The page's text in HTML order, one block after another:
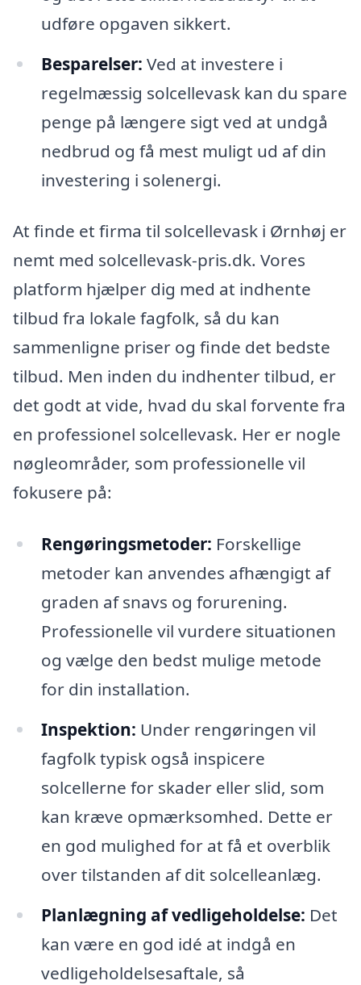
udføre opgaven sikkert.
Besparelser: Ved at investere i
regelmæssig solcellevask kan du spare
penge på længere sigt ved at undgå
nedbrud og få mest muligt ud af din
investering i solenergi.
At finde et firma til solcellevask i Ørnhøj er
nemt med solcellevask-pris.dk. Vores
platform hjælper dig med at indhente
tilbud fra lokale fagfolk, så du kan
sammenligne priser og finde det bedste
tilbud. Men inden du indhenter tilbud, er
det godt at vide, hvad du skal forvente fra
en professionel solcellevask. Her er nogle
nøgleområder, som professionelle vil
fokusere på:
Rengøringsmetoder: Forskellige
metoder kan anvendes afhængigt af
graden af snavs og forurening.
Professionelle vil vurdere situationen
og vælge den bedst mulige metode
for din installation.
Inspektion: Under rengøringen vil
fagfolk typisk også inspicere
solcellerne for skader eller slid, som
kan kræve opmærksomhed. Dette er
en god mulighed for at få et overblik
over tilstanden af dit solcelleanlæg.
Planlægning af vedligeholdelse: Det
kan være en god idé at indgå en
vedligeholdelsesaftale, så